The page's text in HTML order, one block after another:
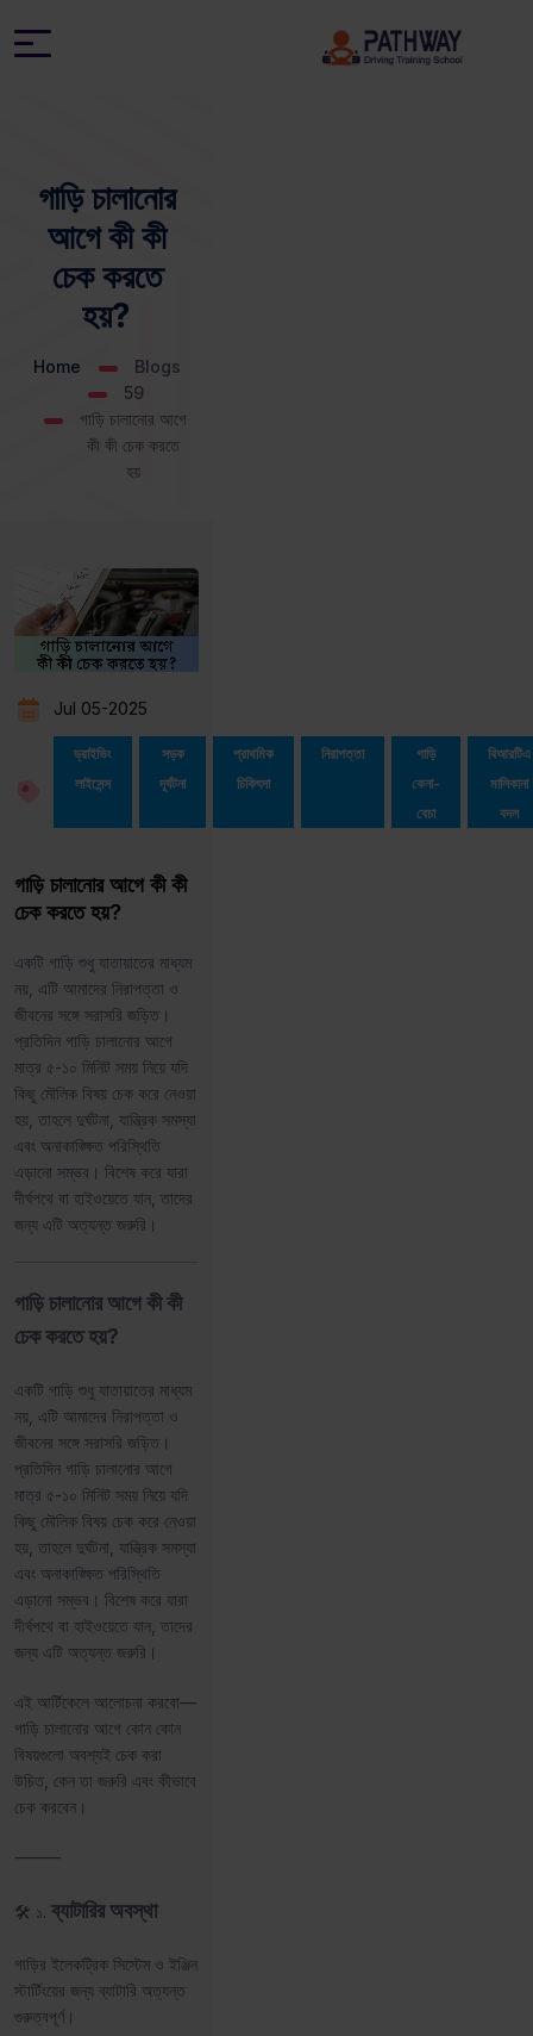
গাড়ি চালানোর
আগে কী কী
চেক করতে
হয়?
Home
Blogs
59
গাড়ি চালানোর আগে
কী কী চেক করতে
হয়
Jul 05-2025
ড্রাইভিং
লাইসেন্স
সড়ক
দূর্ঘটনা
প্রাথমিক
চিকিৎসা
নিরাপত্তা
গাড়ি
কেনা-
বেচা
বিআরটিএ
মালিকানা
বদল
গাড়ি চালানোর আগে কী কী
চেক করতে হয়?
একটি গাড়ি শুধু যাতায়াতের মাধ্যম
নয়, এটি আমাদের নিরাপত্তা ও
জীবনের সঙ্গে সরাসরি জড়িত।
প্রতিদিন গাড়ি চালানোর আগে
মাত্র ৫-১০ মিনিট সময় নিয়ে যদি
কিছু মৌলিক বিষয় চেক করে নেওয়া
হয়, তাহলে দুর্ঘটনা, যান্ত্রিক সমস্যা
এবং অনাকাঙ্ক্ষিত পরিস্থিতি
এড়ানো সম্ভব। বিশেষ করে যারা
দীর্ঘপথে বা হাইওয়েতে যান, তাদের
জন্য এটি অত্যন্ত জরুরি।
গাড়ি চালানোর আগে কী কী
চেক করতে হয়?
একটি গাড়ি শুধু যাতায়াতের মাধ্যম
নয়, এটি আমাদের নিরাপত্তা ও
জীবনের সঙ্গে সরাসরি জড়িত।
প্রতিদিন গাড়ি চালানোর আগে
মাত্র ৫-১০ মিনিট সময় নিয়ে যদি
কিছু মৌলিক বিষয় চেক করে নেওয়া
হয়, তাহলে দুর্ঘটনা, যান্ত্রিক সমস্যা
এবং অনাকাঙ্ক্ষিত পরিস্থিতি
এড়ানো সম্ভব। বিশেষ করে যারা
দীর্ঘপথে বা হাইওয়েতে যান, তাদের
জন্য এটি অত্যন্ত জরুরি।
এই আর্টিকেলে আলোচনা করবো—
গাড়ি চালানোর আগে কোন কোন
বিষয়গুলো অবশ্যই চেক করা
উচিত, কেন তা জরুরি এবং কীভাবে
চেক করবেন।
⸻
🛠️ ১. ব্যাটারির অবস্থা
গাড়ির ইলেকট্রিক সিস্টেম ও ইঞ্জিন
স্টার্টিংয়ের জন্য ব্যাটারি অত্যন্ত
গুরুত্বপূর্ণ।